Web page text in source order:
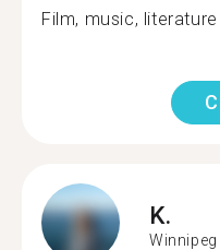
Film, music,
K.
Winnipeg